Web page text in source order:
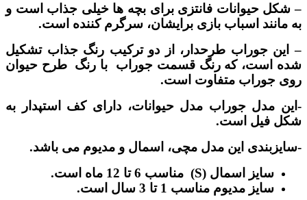
– شکل حیوانات فانتزی برای بچه ها خیلی جذاب است و
به مانند اسباب بازی برایشان، سرگرم کننده است.
– این جوراب طرحدار، از دو ترکیب رنگ جذاب تشکیل
شده است، که رنگ قسمت جوراب با رنگ طرح حیوان
روی جوراب متفاوت است.
-این مدل جوراب مدل حیوانات، دارای کف استپدار به
شکل فیل است.
-سایزبندی این مدل مچی، اسمال و مدیوم می باشد.
سایز اسمال (S) مناسب 6 تا 12 ماه است.
سایز مدیوم مناسب 1 تا 3 سال است.